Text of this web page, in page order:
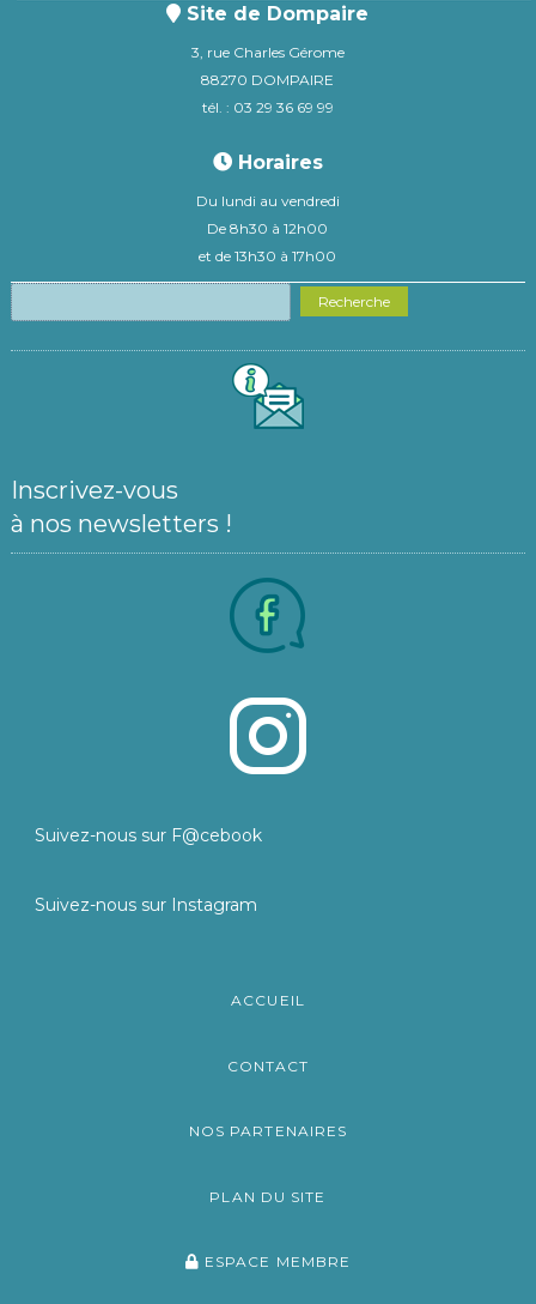
Site de Dompaire
3, rue Charles Gérome
88270 DOMPAIRE
tél. : 03 29 36 69 99
Horaires
Du lundi au vendredi
De 8h30 à 12h00
et de 13h30 à 17h00
Recherche
Inscrivez-vous
à nos newsletters !
Suivez-nous sur F@cebook
Suivez-nous sur Instagram
ACCUEIL
CONTACT
NOS PARTENAIRES
PLAN DU SITE
ESPACE MEMBRE